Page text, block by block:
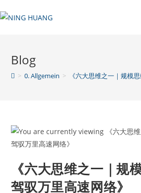
Inhalt
Blog
> 0. Allgemein > 《六大思维之一｜规模
《六大思维之一｜规
驾驭万里高速网络》